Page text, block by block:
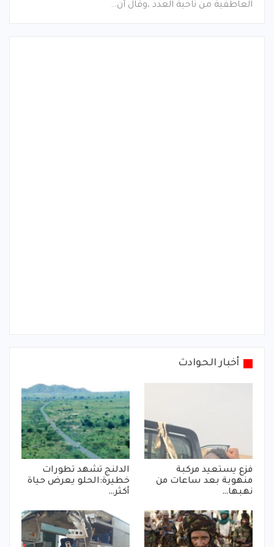
العاطفية من ناحية العدد ،وقال أن…
أخبار الحوادث
فزع يستعيد مركبة
منهوبة بعد ساعات من
نهبها…
الدلنج تشهد تطورات
خطيرة:الحلو يعرض حياة
أكثر…